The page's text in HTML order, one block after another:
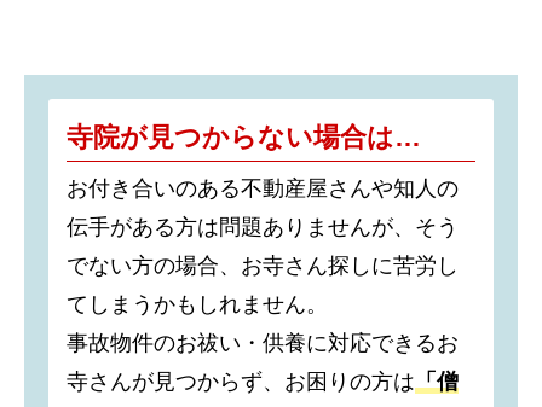
寺院が見つからない場合は…
お付き合いのある不動産屋さんや知人の
伝手がある方は問題ありませんが、そう
でない方の場合、お寺さん探しに苦労し
てしまうかもしれません。
事故物件のお祓い・供養に対応できるお
寺さんが見つからず、お困りの方は「僧